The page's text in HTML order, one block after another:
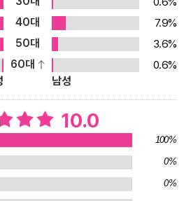
40대
7.9%
50대
3.6%
60대
0.6%
남성
10.0
100%
0%
0%